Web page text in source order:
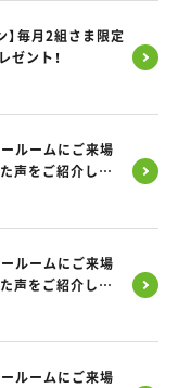
】毎月2組さま限定
ゼント！
ルームにご来場
声をご紹介しま
ルームにご来場
声をご紹介しま
ルームにご来場